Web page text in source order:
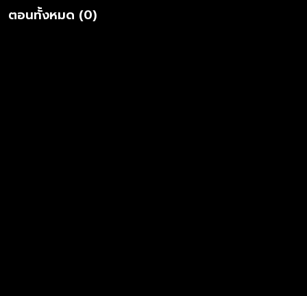
ตอนทั้งหมด (0)